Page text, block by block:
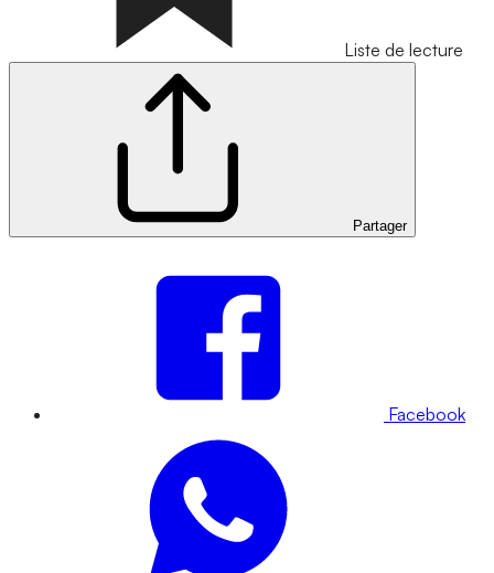
Liste de lecture
Partager
Facebook